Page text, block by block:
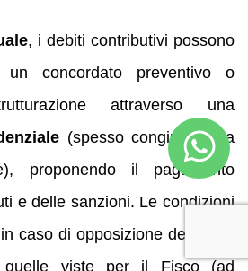
, i debiti contributivi possono
concordato preventivo o
attraverso una
(spesso congiunta alla
proponendo il pagamento
e delle sanzioni. Le condizioni
caso di opposizione dell’INPS
quelle viste per il Fisco (ad